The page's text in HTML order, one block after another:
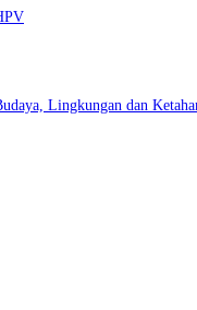
Lingkungan dan